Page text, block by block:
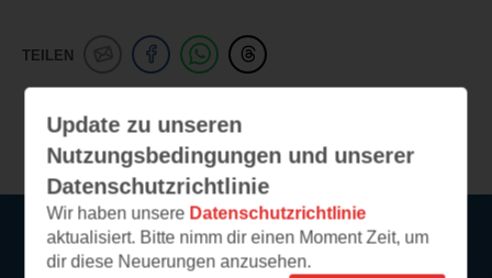
TEILEN
Weitere Leseeindrücke
Update zu unseren
Nutzungsbedingungen und unserer
Datenschutzrichtlinie
Wir haben unsere Datenschutzrichtlinie
aktualisiert. Bitte nimm dir einen Moment Zeit, um
dir diese Neuerungen anzusehen.